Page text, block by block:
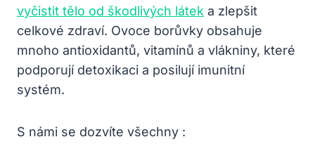
vyčistit tělo od škodlivých látek a zlepšit
celkové ⁢zdraví. Ovoce‍ borůvky obsahuje⁢
mnoho antioxidantů, vitamínů a vlákniny,‌ které
‍podporují⁣ detoxikaci a​ posilují imunitní
systém.
S námi se dozvíte všechny ‍: